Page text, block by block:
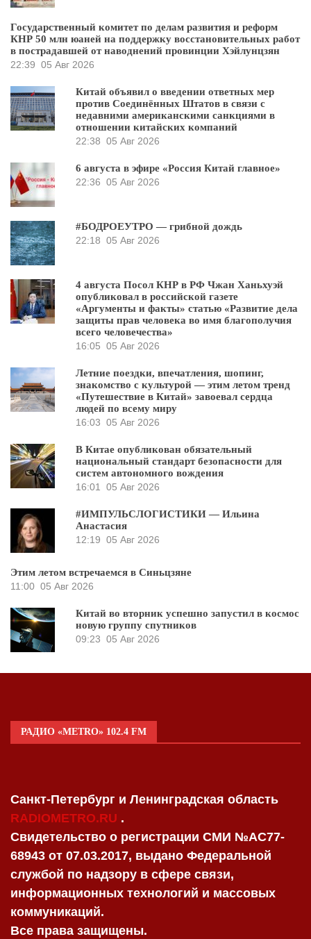
Государственный комитет по делам развития и реформ
КНР 50 млн юаней на поддержку восстановительных работ
в пострадавшей от наводнений провинции Хэйлунцзян
22:39 05 Авг 2026
Китай объявил о введении ответных мер
против Соединённых Штатов в связи с
недавними американскими санкциями в
отношении китайских компаний
22:38 05 Авг 2026
6 августа в эфире «Россия Китай главное»
22:36 05 Авг 2026
#БОДРОЕУТРО — грибной дождь
22:18 05 Авг 2026
4 августа Посол КНР в РФ Чжан Ханьхуэй
опубликовал в российской газете
«Аргументы и факты» статью «Развитие дела
защиты прав человека во имя благополучия
всего человечества»
16:05 05 Авг 2026
Летние поездки, впечатления, шопинг,
знакомство с культурой — этим летом тренд
«Путешествие в Китай» завоевал сердца
людей по всему миру
16:03 05 Авг 2026
В Китае опубликован обязательный
национальный стандарт безопасности для
систем автономного вождения
16:01
05 Авг 2026
#ИМПУЛЬСЛОГИСТИКИ — Ильина
Анастасия
12:19 05 Авг 2026
Этим летом встречаемся в Синьцзяне
11:00 05 Авг 2026
Китай во вторник успешно запустил в космос
новую группу спутников
09:23 05 Авг 2026
РАДИО «METRO» 102.4 FM
Санкт-Петербург и Ленинградская область
RADIOMETRO.RU .
Свидетельство о регистрации СМИ №AC77-
68943 от 07.03.2017, выдано Федеральной
службой по надзору в сфере связи,
информационных технологий и массовых
коммуникаций.
Все права защищены.